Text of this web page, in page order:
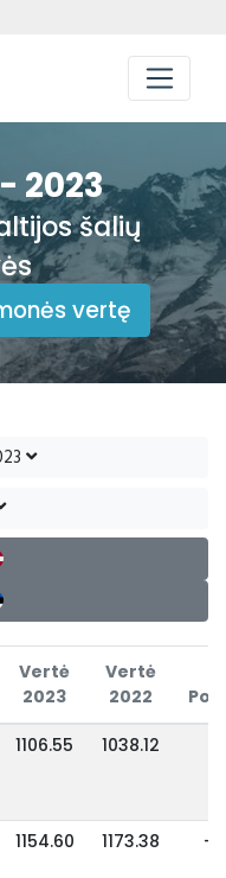
2023
šalių
vertę
Vertė
2023
Vertė
2022
1106.55 1038.12
1154.60 1173.38 -